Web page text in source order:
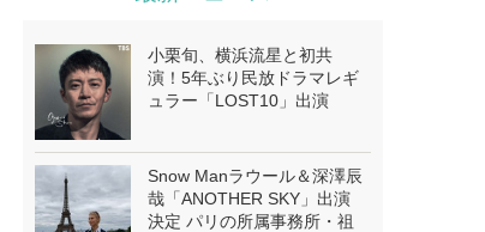
小栗旬、横浜流星と初共
演！5年ぶり民放ドラマレギ
ュラー「LOST10」出演
Snow Manラウール＆深澤辰
哉「ANOTHER SKY」出演
決定 パリの所属事務所・祖